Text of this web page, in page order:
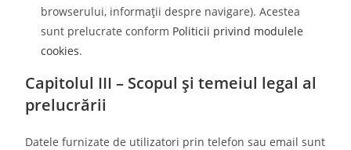
browserului, informații despre navigare). Acestea
sunt prelucrate conform Politicii privind modulele
cookies.
Capitolul III – Scopul și temeiul legal al
prelucrării
Datele furnizate de utilizatori prin telefon sau email sunt